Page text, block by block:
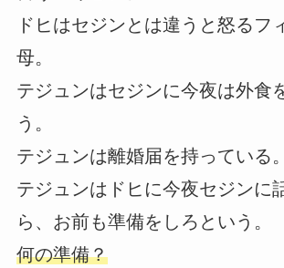
ドヒはセジンとは違うと怒るフ
母。
テジュンはセジンに今夜は外食
う。
テジュンは離婚届を持っている。
テジュンはドヒに今夜セジンに
ら、お前も準備をしろという。
何の準備？